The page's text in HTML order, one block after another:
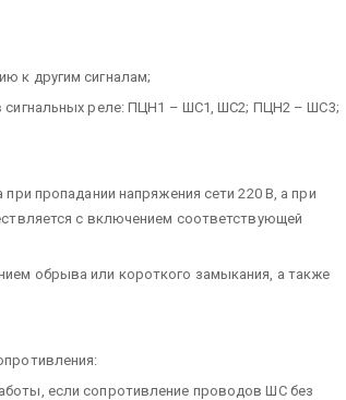
к другим сигналам;
сигнальных реле: ПЦН1 – ШС1, ШС2; ПЦН2 – ШС3;
пропадании напряжения сети 220 В, а при
с включением соответствующей
обрыва или короткого замыкания, а также
если сопротивление проводов ШС без